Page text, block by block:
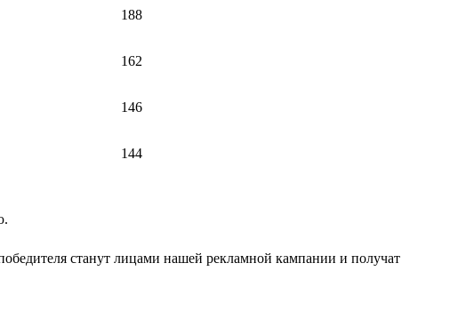
188
162
146
144
станут лицами нашей рекламной кампании и получат